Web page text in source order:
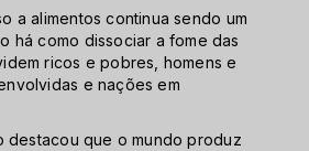
a alimentos continua sendo um
há como dissociar a fome das
ricos e pobres, homens e
e nações em
destacou que o mundo produz